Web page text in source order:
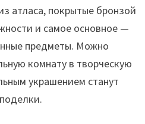
атласа, покрытые бронзой
и самое основное —
предметы. Можно
комнату в творческую
украшением станут